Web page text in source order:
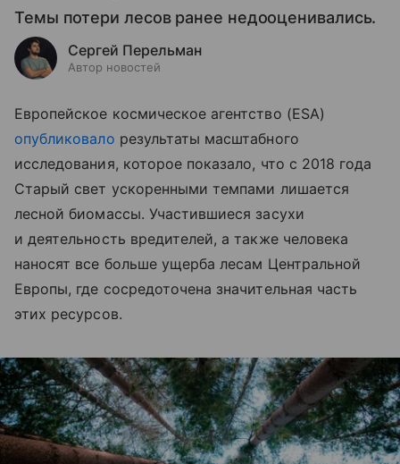
Темы потери лесов ранее недооценивались.
Сергей Перельман
Автор новостей
Европейское космическое агентство (ESA)
опубликовало результаты масштабного
исследования, которое показало, что с 2018 года
Старый свет ускоренными темпами лишается
лесной биомассы. Участившиеся засухи
и деятельность вредителей, а также человека
наносят все больше ущерба лесам Центральной
Европы, где сосредоточена значительная часть
этих ресурсов.